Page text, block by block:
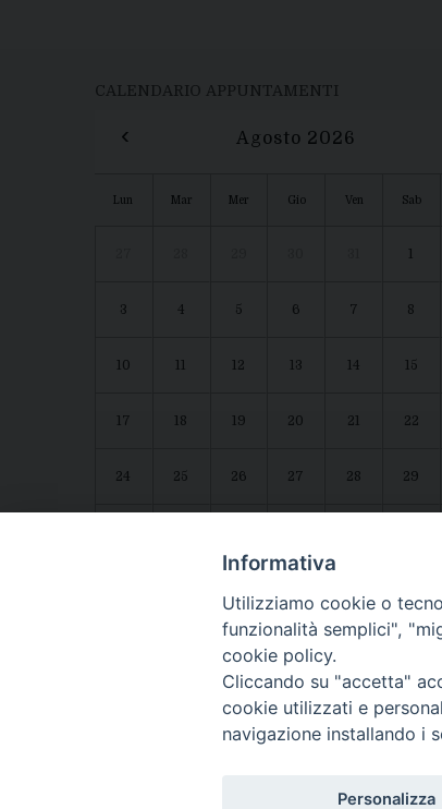
CALENDARIO APPUNTAMENTI
‹ Agosto 2026
Lun Mar Mer Gio Ven Sab
3 4 5 6 7 8
10 12 13 14 15
17 18 19 20 21 22
24 25 26 27 28 29
Agenda diocesana
: Piazza Duomo, 13 - 71036 Lucera
Informativa
Utilizziamo cookie o
funzionalità semplici",
cookie policy.
Cliccando su "accetta"
cookie utilizzati e
navigazione installando i
Personalizza